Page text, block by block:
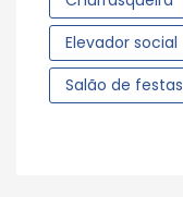
Elevador social
Salão de festas